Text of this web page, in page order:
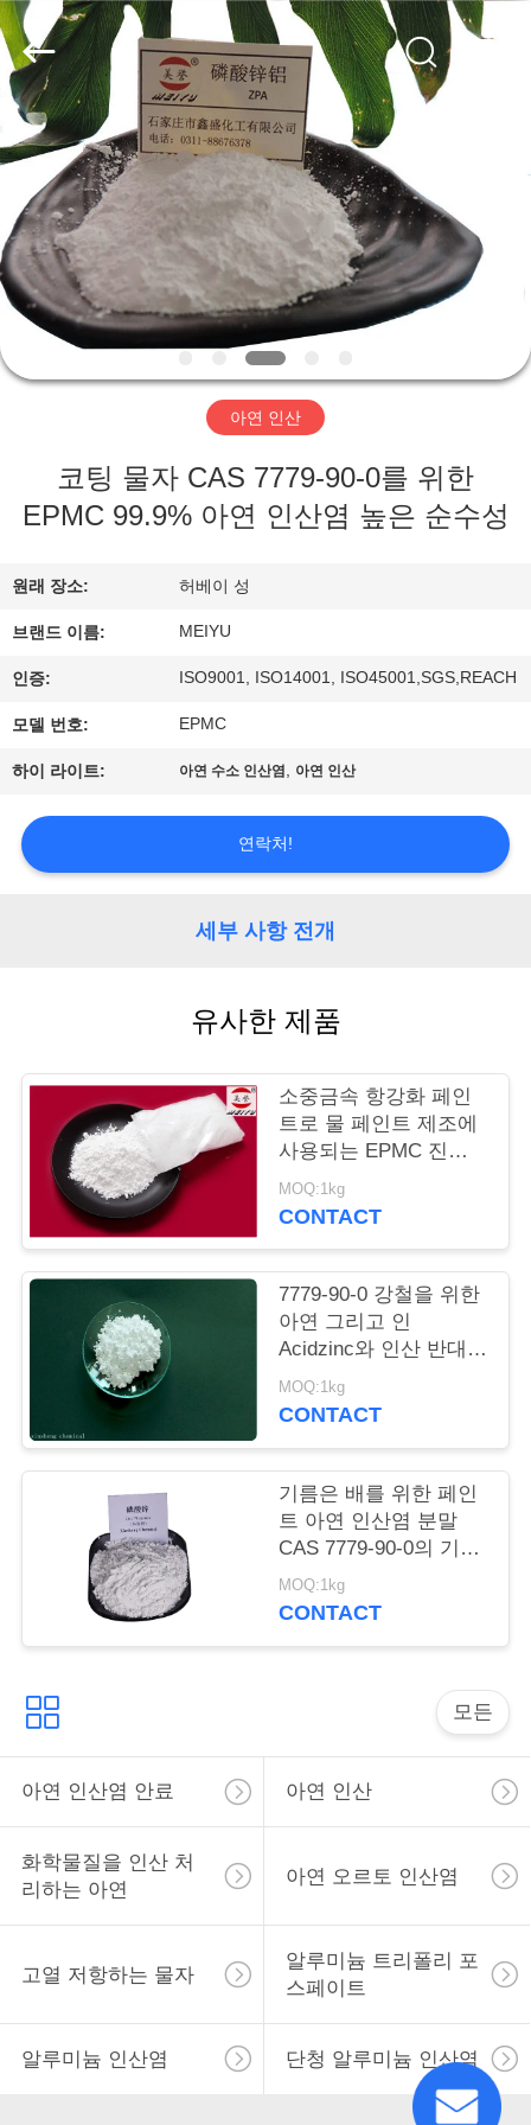
집
제
품
비
디
우
관
한
것
공
품
저
연
락
을
요
청
하
십
시
사
이
2026
shijiazhuang
city
xinsheng
chemical
co.,ltd.
All
Rights
Reserved.
Developed
by
ECER
아연 인산
코팅 물자 CAS 7779-90-0를 위한
EPMC 99.9% 아연 인산염 높은 순수성
원래 장소: 허베이 성
브랜드 이름: MEIYU
인증: ISO9001, ISO14001, ISO45001,SGS,REACH
모델 번호: EPMC
하이 라이트: 아연 수소 인산염 , 아연 인산
연락처!
세부 사항 전개
유사한 제품
소중금속 항강화 페인
트로 물 페인트 제조에
사용되는 EPMC 진크
포스파트
MOQ:1kg
CONTACT
7779-90-0 강철을 위한
아연 그리고 인
Acidzinc와 인산 반대로
부식성 페인트
MOQ:1kg
CONTACT
기름은 배를 위한 페인
트 아연 인산염 분말
CAS 7779-90-0의 기초
를 두고 강철 구조물은
보호합니다
MOQ:1kg
CONTACT
모든
아연 인산염 안료 아연 인산
화학물질을 인산 처
리하는 아연
아연 오르토 인산염
고열 저항하는 물자
알루미늄 트리폴리 포
스페이트
알루미늄 인산염 단청 알루미늄 인산염